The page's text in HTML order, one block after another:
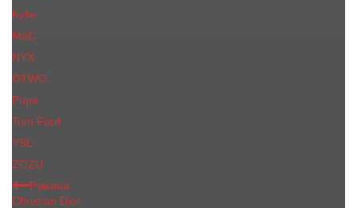
Kylie
MaC
NYX
OTWO
Pupa
Tom Ford
YSL
ZOZU
Румяна
Christian Dior